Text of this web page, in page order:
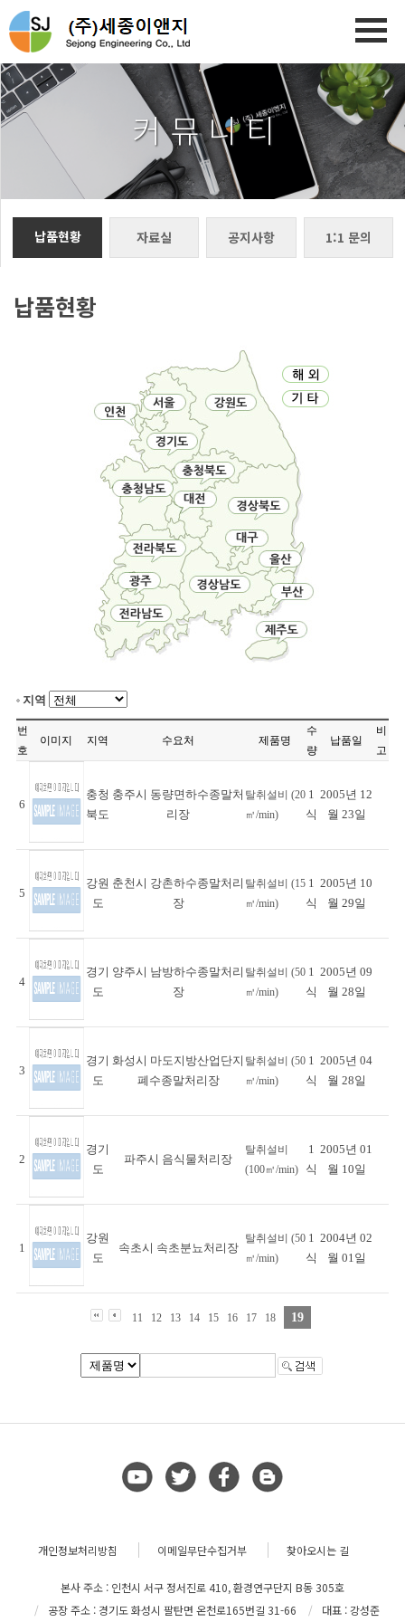
커 뮤 니 티
납품현황 자료실 공지사항 1:1 문의
납품현황
지역
번
호
이미지 지역 수요처 제품명
수
량
납품일
비
고
6
충청
북도
충주시 동량면하수종말처
리장
탈취설비 (20
㎥/min)
1
식
2005년 12
월 23일
5
강원
도
춘천시 강촌하수종말처리
장
탈취설비 (15
㎥/min)
1
식
2005년 10
월 29일
4
경기
도
양주시 남방하수종말처리
장
탈취설비 (50
㎥/min)
1
식
2005년 09
월 28일
3
경기
도
화성시 마도지방산업단지
폐수종말처리장
탈취설비 (50
㎥/min)
1
식
2005년 04
월 28일
2
경기
도
파주시 음식물처리장
탈취설비
(100㎥/min)
1
식
2005년 01
월 10일
1
강원
도
속초시 속초분뇨처리장
탈취설비 (50
㎥/min)
1
식
2004년 02
월 01일
11 12 13 14 15 16 17 18 19
개인정보처리방침 이메일무단수집거부 찾아오시는 길
본사 주소 : 인천시 서구 정서진로 410, 환경연구단지 B동 305호
공장 주소 : 경기도 화성시 팔탄면 온천로165번길 31-66
대표 : 강성준